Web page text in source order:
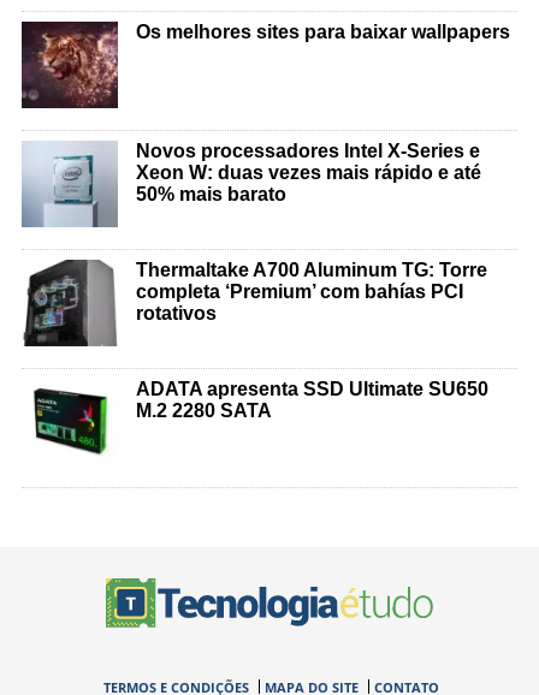
Os melhores sites para baixar wallpapers
Novos processadores Intel X-Series e
Xeon W: duas vezes mais rápido e até
50% mais barato
Thermaltake A700 Aluminum TG: Torre
completa ‘Premium’ com bahías PCI
rotativos
ADATA apresenta SSD Ultimate SU650
M.2 2280 SATA
TERMOS E CONDIÇÕES MAPA DO SITE CONTATO